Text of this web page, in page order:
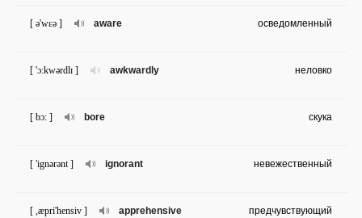
aware
[ ə'wɛə ] осведомленный
awkwardly
[ 'ɔ:kwərdlɪ ] неловко
bore
[ bɔ: ] скука
ignorant
[ 'ignərənt ] невежественный
apprehensive
[ ,æpri'hensiv ] предчувствующий